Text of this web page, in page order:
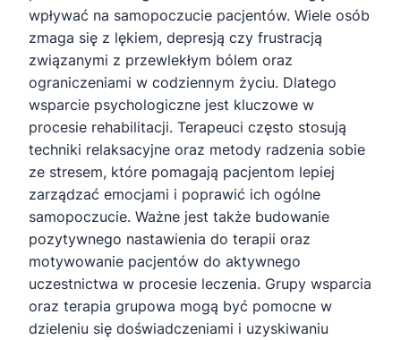
wpływać na samopoczucie pacjentów. Wiele osób
zmaga się z lękiem, depresją czy frustracją
związanymi z przewlekłym bólem oraz
ograniczeniami w codziennym życiu. Dlatego
wsparcie psychologiczne jest kluczowe w
procesie rehabilitacji. Terapeuci często stosują
techniki relaksacyjne oraz metody radzenia sobie
ze stresem, które pomagają pacjentom lepiej
zarządzać emocjami i poprawić ich ogólne
samopoczucie. Ważne jest także budowanie
pozytywnego nastawienia do terapii oraz
motywowanie pacjentów do aktywnego
uczestnictwa w procesie leczenia. Grupy wsparcia
oraz terapia grupowa mogą być pomocne w
dzieleniu się doświadczeniami i uzyskiwaniu